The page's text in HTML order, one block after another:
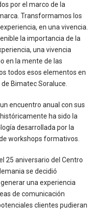
por el marco de la
Transformamos los
en una vivencia.
la importancia de la
una vivencia
en la mente de las
todos esos elementos en
Bimatec Soraluce.
encuentro anual con sus
ha sido la
desarrollada por la
workshops formativos.
25 aniversario del Centro
se decidió
una experiencia
de comunicación
clientes pudieran